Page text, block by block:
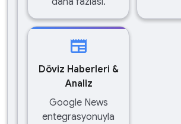
newspaper
Döviz Haberleri &
Analiz
Google News
entegrasyonuyla